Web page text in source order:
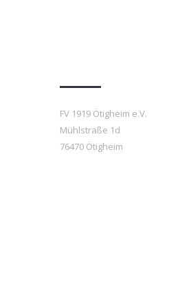
FV 1919 Ötigheim e.V.
Mühlstraße 1d
76470 Ötigheim